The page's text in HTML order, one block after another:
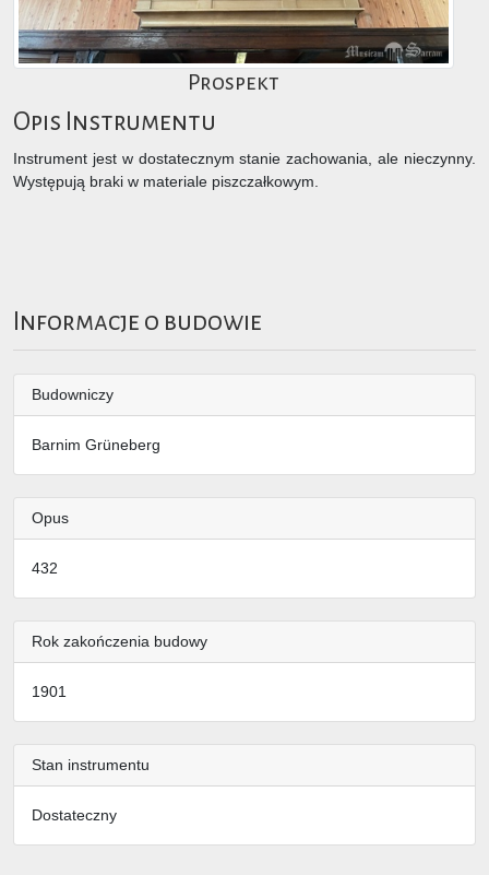
Prospekt
Opis Instrumentu
Instrument jest w dostatecznym stanie zachowania, ale nieczynny.
Występują braki w materiale piszczałkowym.
Informacje o budowie
Budowniczy
Barnim Grüneberg
Opus
432
Rok zakończenia budowy
1901
Stan instrumentu
Dostateczny